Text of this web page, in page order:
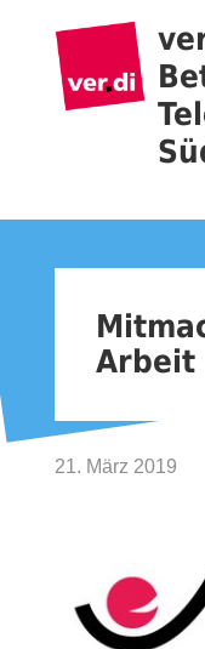
Arbeit
21. März 2019